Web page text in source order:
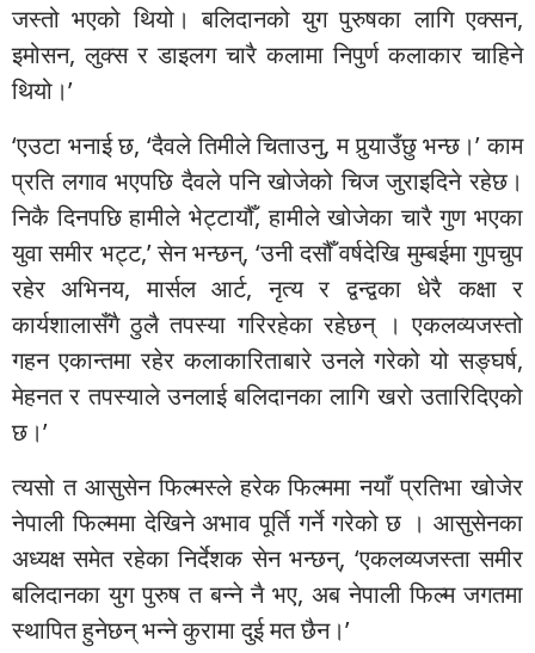
जस्तो भएको थियो। बलिदानको युग पुरुषका लागि एक्सन,
इमोसन, लुक्स र डाइलग चारै कलामा निपुर्ण कलाकार चाहिने
थियो।’
‘एउटा भनाई छ, ‘दैवले तिमीले चिताउनु, म पुर्‍याउँछु भन्छ।’ काम
प्रति लगाव भएपछि दैवले पनि खोजेको चिज जुराइदिने रहेछ।
निकै दिनपछि हामीले भेट्टायौँ, हामीले खोजेका चारै गुण भएका
युवा समीर भट्ट,’ सेन भन्छन्, ‘उनी दसौँ वर्षदेखि मुम्बईमा गुपचुप
रहेर अभिनय, मार्सल आर्ट, नृत्य र द्वन्द्वका धेरै कक्षा र
कार्यशालासँगै ठुलै तपस्या गरिरहेका रहेछन् । एकलव्यजस्तो
गहन एकान्तमा रहेर कलाकारिताबारे उनले गरेको यो सङ्घर्ष,
मेहनत र तपस्याले उनलाई बलिदानका लागि खरो उतारिदिएको
छ।’
त्यसो त आसुसेन फिल्मस्ले हरेक फिल्ममा नयाँ प्रतिभा खोजेर
नेपाली फिल्ममा देखिने अभाव पूर्ति गर्ने गरेको छ । आसुसेनका
अध्यक्ष समेत रहेका निर्देशक सेन भन्छन्, ‘एकलव्यजस्ता समीर
बलिदानका युग पुरुष त बन्ने नै भए, अब नेपाली फिल्म जगतमा
स्थापित हुनेछन् भन्ने कुरामा दुई मत छैन।’